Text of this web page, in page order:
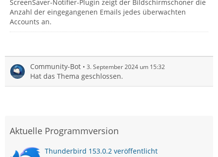
ScreenSaver-Notifier-Plugin zeigt der Bildschirmschoner die
Anzahl der eingegangenen Emails jedes überwachten
Accounts an.
Community-Bot 3. September 2024 um 15:32
Hat das Thema geschlossen.
Aktuelle Programmversion
Thunderbird 153.0.2 veröffentlicht